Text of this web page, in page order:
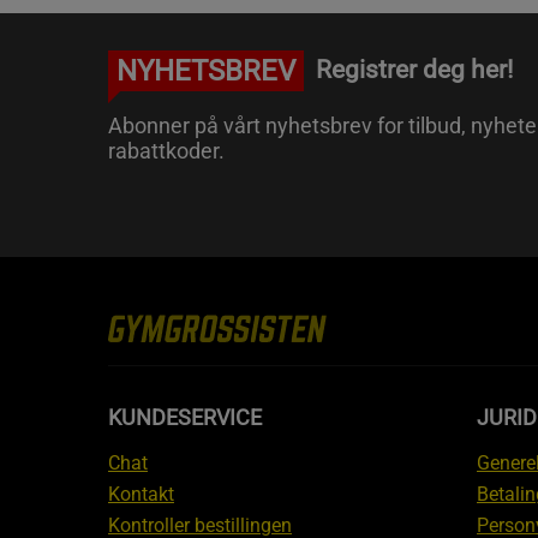
NYHETSBREV Registrer deg her!
Abonner på vårt nyhetsbrev for tilbud,
rabattkoder.
KUNDESERVICE
Chat
Kontakt
Kontroller bestillingen